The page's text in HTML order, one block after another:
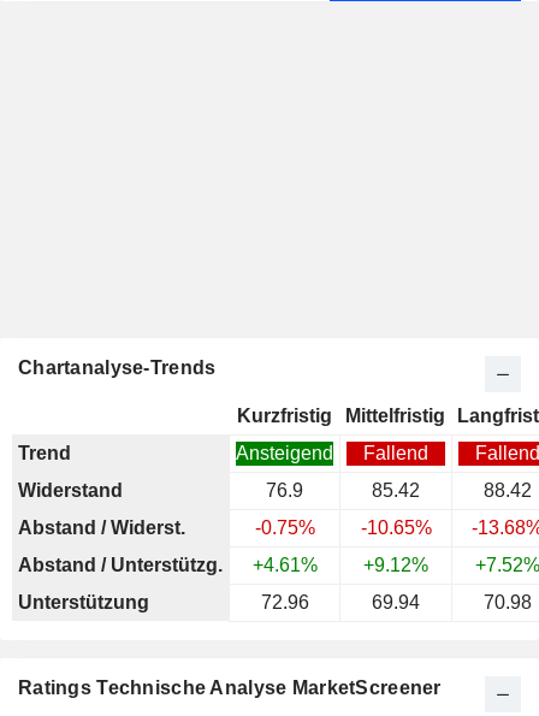
Chartanalyse-Trends
Kurzfristig Mittelfristig
Trend
Ansteigend Fallend
Fallend
Widerstand
76.9 85.42
88.42
Abstand / Widerst.
-0.75% -10.65%
-
Abstand / Unterstützg.
+4.61% +9.12%
+7.52%
Unterstützung
72.96 69.94 70.98
Ratings Technische Analyse MarketScreener